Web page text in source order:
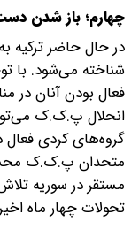
چهارم؛ باز شدن
در حال حاضر ترکیه
شناخته می‌شود. با
فعال بودن آنان در
انحلال پ.ک.ک
متحدان پ.ک.ک
مستقر در سوریه
تحولات چهار ماه